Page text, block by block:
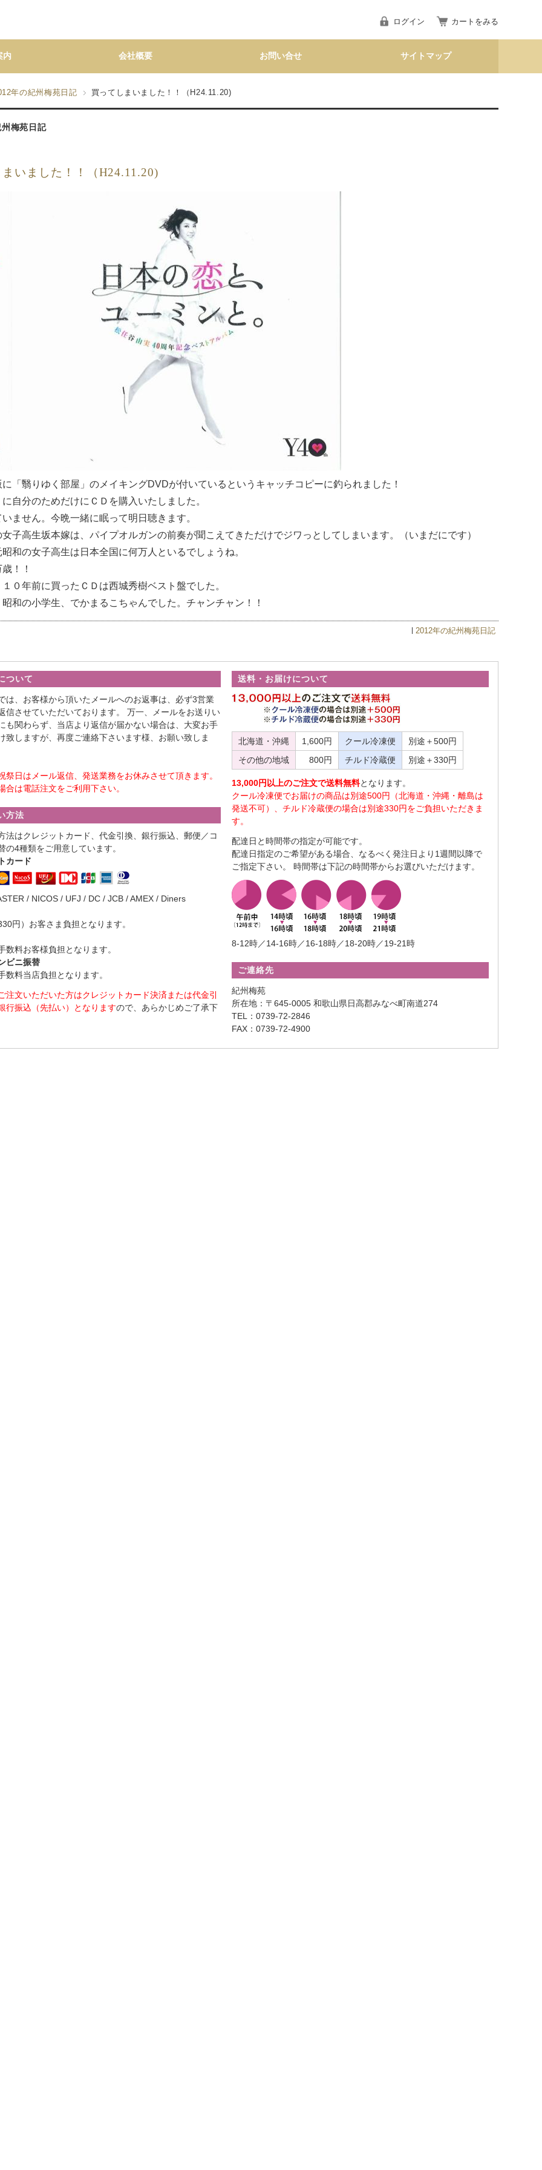
ログイン カートをみる
内 会社概要 お問い合せ サイトマップ
年の紀州梅苑日記 買ってしまいました！！（H24.11.20)
梅苑日記
いました！！（H24.11.20)
「翳りゆく部屋」のメイキングDVDが付いているというキャッチコピーに釣られました！
自分のためだけにＣＤを購入いたしました。
ません。今晩一緒に眠って明日聴きます。
子高生坂本嫁は、パイプオルガンの前奏が聞こえてきただけでジワっとしてしまいます。（いまだにです）
和の女子高生は日本全国に何万人といるでしょうね。
！！
０年前に買ったＣＤは西城秀樹ベスト盤でした。
和の小学生、でかまるこちゃんでした。チャンチャン！！
2012年の紀州梅苑日記
ついて
は、お客様から頂いたメールへのお返事は、必ず3営業
信させていただいております。 万一、メールをお送りい
も関わらず、当店より返信が届かない場合は、大変お手
致しますが、再度ご連絡下さいます様、お願い致しま
祭日はメール返信、発送業務をお休みさせて頂きます。
合は電話注文をご利用下さい。
方法
法はクレジットカード、代金引換、銀行振込、郵便／コ
の4種類をご用意しています。
カード
/ NICOS / UFJ / DC / JCB / AMEX / Diners
円）お客さま負担となります。
数料お客様負担となります。
ビニ振替
数料当店負担となります。
注文いただいた方はクレジットカード決済または代金引
行振込（先払い）となりますので、あらかじめご了承下
送料・お届けについて
北海道・沖縄 1,600円 クール冷凍便
別途＋500円
その他の地域
800円 チルド冷蔵便 別途＋330円
13,000円以上のご注文で送料無料となります。
クール冷凍便でお届けの商品は別途500円（北海道・沖縄・離島は
発送不可）、チルド冷蔵便の場合は別途330円をご負担いただきま
す。
配達日と時間帯の指定が可能です。
配達日指定のご希望がある場合、なるべく発注日より1週間以降で
ご指定下さい。 時間帯は下記の時間帯からお選びいただけます。
8-12時／14-16時／16-18時／18-20時／19-21時
ご連絡先
紀州梅苑
所在地：〒645-0005 和歌山県日高郡みなべ町南道274
TEL：0739-72-2846
FAX：0739-72-4900